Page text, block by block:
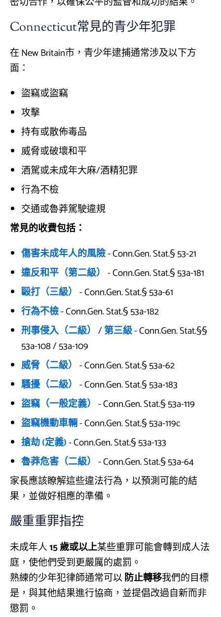
Connecticut常見的青少年犯罪
在 New Britain市，青少年逮捕通常涉及以下方
面：
盜竊或盜竊
攻擊
持有或散佈毒品
威脅或破壞和平
酒駕或未成年大麻/酒精犯罪
行為不檢
交通或魯莽駕駛違規
常見的收費包括：
傷害未成年人的風險- Conn.Gen. Stat.§ 53-21
違反和平（第二級） - Conn.Gen. Stat.§ 53a-181
毆打（三級） - Conn.Gen. Stat.§ 53a-61
行為不檢- Conn.Gen. Stat.§ 53a-182
刑事侵入（二級） /第三級- Conn.Gen. Stat.§§
53a-108 / 53a-109
威脅（二級） - Conn.Gen. Stat.§ 53a-62
騷擾（二級） - Conn.Gen. Stat.§ 53a-183
盜竊（一般定義） - Conn.Gen. Stat.§ 53a-119
盜竊機動車輛- Conn.Gen. Stat.§ 53a-119c
搶劫 (定義)- Conn.Gen. Stat.§ 53a-133
魯莽危害（二級） - Conn.Gen. Stat.§ 53a-64
家長應該瞭解這些違法行為，以預測可能的結
果，並做好相應的準備。
嚴重重罪指控
未成年人15 歲或以上某些重罪可能會轉到成人法
庭，使他們受到更嚴厲的處罰。
熟練的少年犯律師通常可以防止轉移我們的目標
是，與其他結果進行協商，並提倡改過自新而非
懲罰。